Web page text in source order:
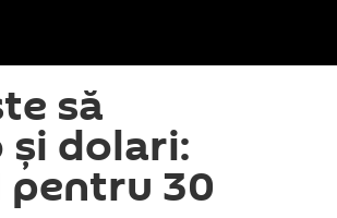
să
și dolari:
pentru 30